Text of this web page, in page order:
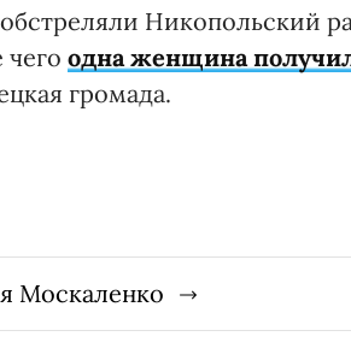
Никопольский
чего одна женщина
громада.
Москаленко